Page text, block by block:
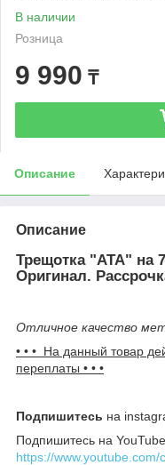
В наличии
Розница
9 990 ₸
Описание
Описание
Трещотка "ATA" на
Оригинал.
Отличное качество
• • • На данный товар
переплаты • • •
Подпишитесь на
Подпишитесь на
https://